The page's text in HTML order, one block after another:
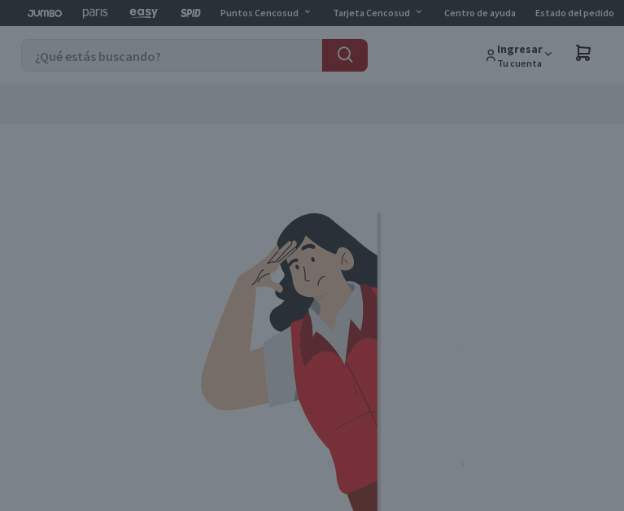
Puntos Cencosud Tarjeta Cencosud Centro de ayuda Estado del pedido
Ingresar
Tu cuenta